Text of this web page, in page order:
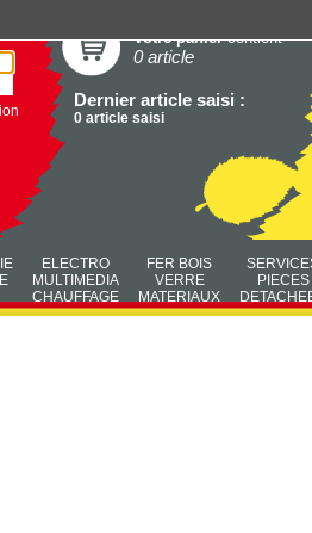
Votre paniercontient
0 article
Dernier article saisi :
0 article saisi
ELECTRO
MULTIMEDIA
CHAUFFAGE
FER BOIS
VERRE
MATERIAUX
PIECES